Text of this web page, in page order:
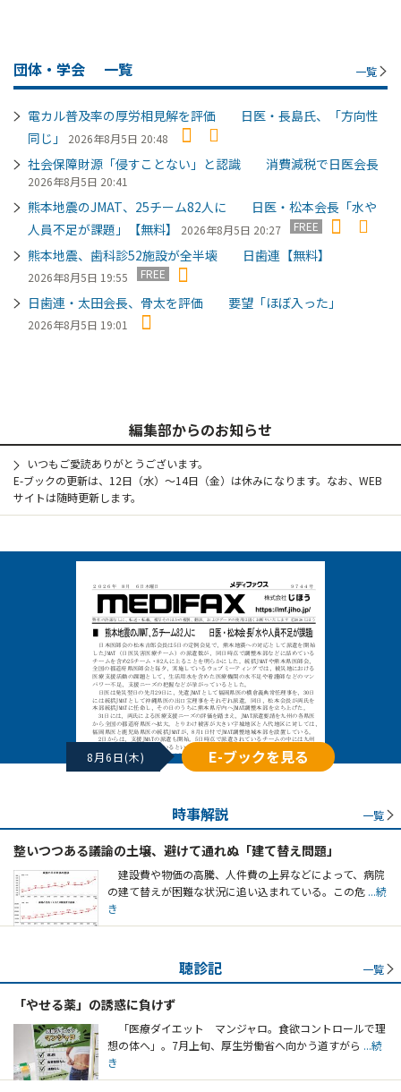
団体・学会 一覧 一覧
電カル普及率の厚労相見解を評価 日医・長島氏、「方向性
同じ」
2026年8月5日 20:48
社会保障財源「侵すことない」と認識 消費減税で日医会長
2026年8月5日 20:41
熊本地震のJMAT、25チーム82人に 日医・松本会長「水や
人員不足が課題」【無料】
2026年8月5日 20:27 FREE
熊本地震、歯科診52施設が全半壊 日歯連【無料】
2026年8月5日 19:55 FREE
日歯連・太田会長、骨太を評価 要望「ほぼ入った」
2026年8月5日 19:01
編集部からのお知らせ
いつもご愛読ありがとうございます。
E-ブックの更新は、12日（水）～14日（金）は休みになります。なお、WEB
サイトは随時更新します。
8月6日(木) E-ブックを見る
時事解説 一覧
整いつつある議論の土壌、避けて通れぬ「建て替え問題」
建設費や物価の高騰、人件費の上昇などによって、病院
の建て替えが困難な状況に追い込まれている。この危 ...続
き
聴診記 一覧
「やせる薬」の誘惑に負けず
「医療ダイエット マンジャロ。食欲コントロールで理
想の体へ」。7月上旬、厚生労働省へ向かう道すがら ...続
き